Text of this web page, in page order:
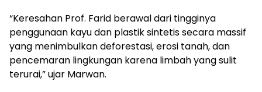
“Keresahan Prof. Farid berawal dari tingginya
penggunaan kayu dan plastik sintetis secara massif
yang menimbulkan deforestasi, erosi tanah, dan
pencemaran lingkungan karena limbah yang sulit
terurai,” ujar Marwan.